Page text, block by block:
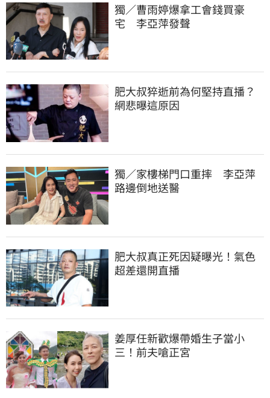
獨／曹雨婷爆拿工會錢買豪
宅　李亞萍發聲
肥大叔猝逝前為何堅持直播？
網悲曝這原因
獨／家樓梯門口重摔　李亞萍
路邊倒地送醫
肥大叔真正死因疑曝光！氣色
超差還開直播
姜厚任新歡爆帶婚生子當小
三！前夫嗆正宮